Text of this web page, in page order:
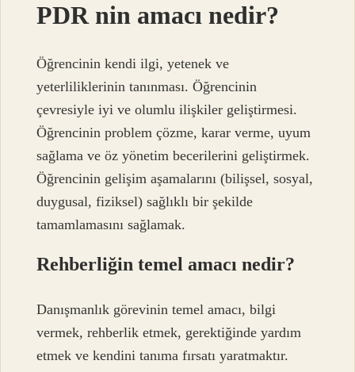
PDR nin amacı nedir?
Öğrencinin kendi ilgi, yetenek ve
yeterliliklerinin tanınması. Öğrencinin
çevresiyle iyi ve olumlu ilişkiler geliştirmesi.
Öğrencinin problem çözme, karar verme, uyum
sağlama ve öz yönetim becerilerini geliştirmek.
Öğrencinin gelişim aşamalarını (bilişsel, sosyal,
duygusal, fiziksel) sağlıklı bir şekilde
tamamlamasını sağlamak.
Rehberliğin temel amacı nedir?
Danışmanlık görevinin temel amacı, bilgi
vermek, rehberlik etmek, gerektiğinde yardım
etmek ve kendini tanıma fırsatı yaratmaktır.